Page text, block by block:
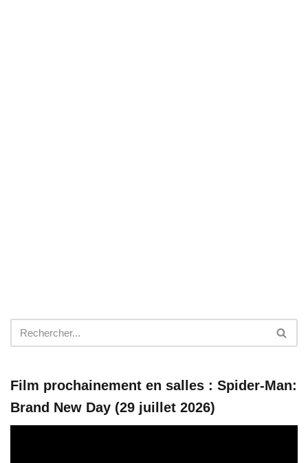
Film prochainement en salles : Spider-Man:
Brand New Day (29 juillet 2026)